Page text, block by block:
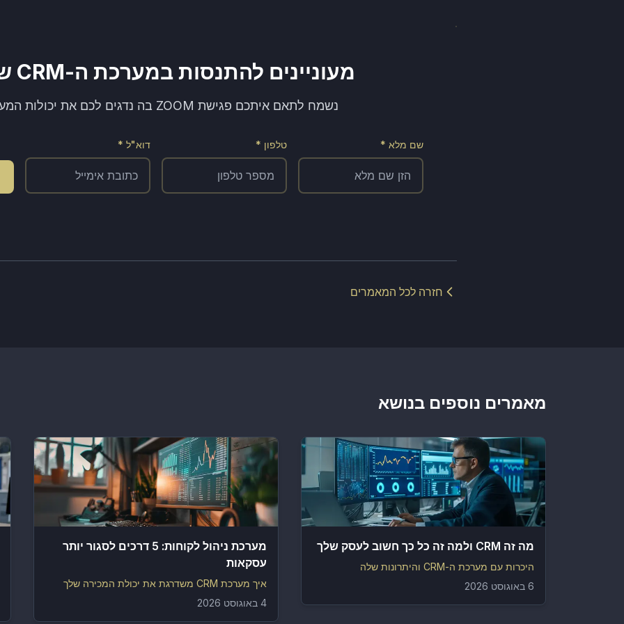
מעוניינים להתנסות במערכת ה-CRM שלנו?
נשמח לתאם איתכם פגישת ZOOM בה נדגים לכם את יכולות המערכת!
שם מלא * טלפון * דוא"ל *
חזרה לכל המאמרים
מאמרים נוספים בנושא
מה זה CRM ולמה זה כל כך חשוב לעסק שלך
היכרות עם מערכת ה-CRM והיתרונות שלה
6 באוגוסט 2026
מערכת ניהול לקוחות: 5 דרכים לסגור יותר
עסקאות
איך מערכת CRM משדרגת את יכולת המכירה שלך
4 באוגוסט 2026